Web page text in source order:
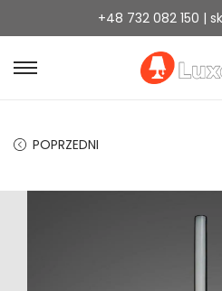
+48 732 082 150 |
POPRZEDNI